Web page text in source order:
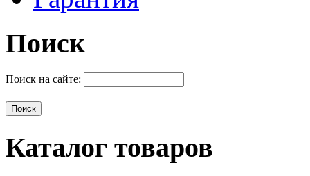
Поиск
Поиск на сайте:
Каталог товаров